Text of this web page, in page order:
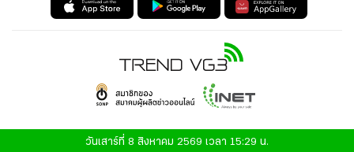
วันเสาร์ที่ 8 สิงหาคม 2569 เวลา 15:29 น.